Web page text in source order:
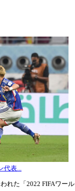
代表...
れた「2022 FIFAワー